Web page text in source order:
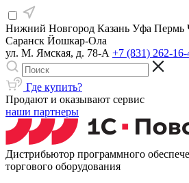
Нижний Новгород Казань Уфа Пермь
Саранск Йошкар-Ола
ул. М. Ямская, д. 78-А +7 (831) 262-16-
Где купить?
Продают и оказывают сервис
наши партнеры
Дистрибьютор программного
торгового оборудования